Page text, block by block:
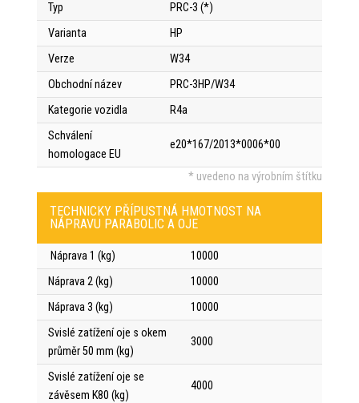
Typ
PRC-3 (*)
Varianta
HP
Verze
W34
Obchodní název
PRC-3HP/W34
Kategorie vozidla
R4a
Schválení
homologace EU
e20*167/2013*0006*00
* uvedeno na výrobním štítku
TECHNICKY PŘÍPUSTNÁ HMOTNOST NA
NÁPRAVU PARABOLIC A OJE
Náprava 1 (kg)
10000
Náprava 2 (kg)
10000
Náprava 3 (kg)
10000
Svislé zatížení oje s okem
průměr 50 mm (kg)
3000
Svislé zatížení oje se
závěsem K80 (kg)
4000